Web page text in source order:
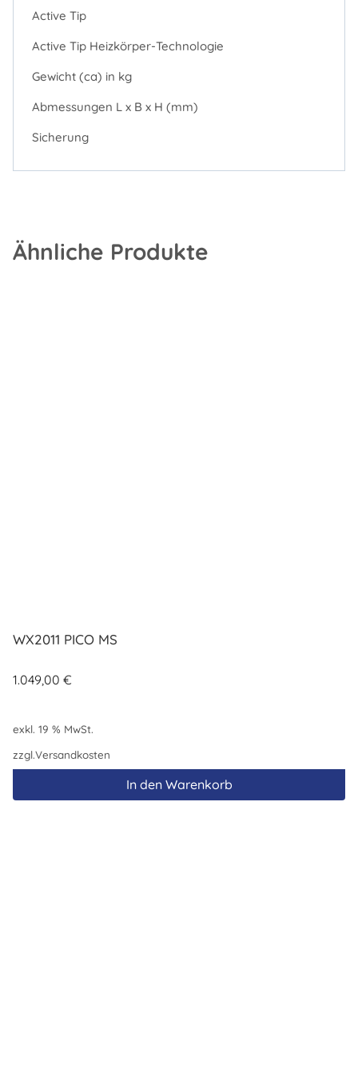
Active Tip
Active Tip Heizkörper-Technologie
Gewicht (ca) in kg
Abmessungen L x B x H (mm)
Sicherung
Ähnliche Produkte
WX2011 PICO MS
1.049,00 €
exkl. 19 % MwSt.
zzgl.Versandkosten
In den Warenkorb